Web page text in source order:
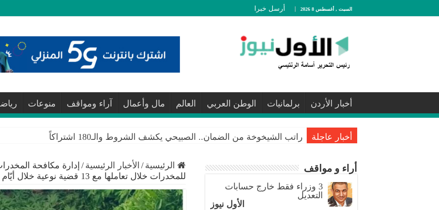
السبت , أغسطس 8 2026 أرسل خبرا
أخبار الأردن برلمانيات الوطن العربي العالم مال وأعمال آراء ومواقف منوعات
أخبار عاجلة راتب الشيخوخة من الضمان.. الصبيحي يكشف الشروط والـ180 اشتراكاً
الرئيسية / الأخبار الرئيسية /
للمخدرات خلال تعاملها مع 13 قضية نوعية خلال أيّام
أراء و مواقف
3 وزراء فقط خارج حسابات
التعديل
الأول نيوز